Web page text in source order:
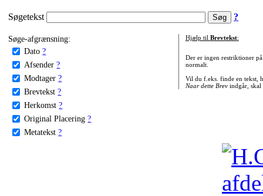
Søgetekst ?
Søge-afgrænsning:
Dato ?
Afsender ?
Modtager ?
Brevtekst ?
Herkomst ?
Original Placering ?
Metatekst ?
Hjælp til Brevtekst:
Der er ingen restriktioner
normalt.
Vil du f.eks. finde en tekst,
Naar dette Brevindgår, skal